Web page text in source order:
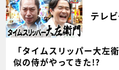
テレ
「タイムスリッパー大左
似の侍がやってきた!?